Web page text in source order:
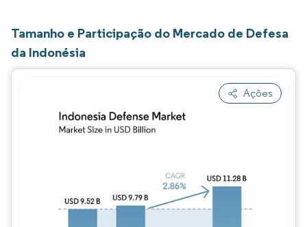
Tamanho e Participação do Mercado de Defesa
da Indonésia
Ações